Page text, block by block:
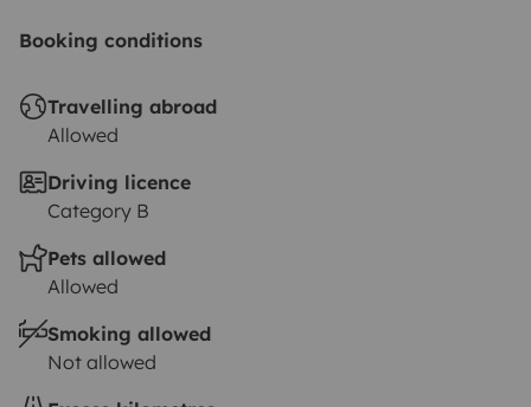
Booking conditions
Travelling abroad
Allowed
Driving licence
Category B
Pets allowed
Allowed
Smoking allowed
Not allowed